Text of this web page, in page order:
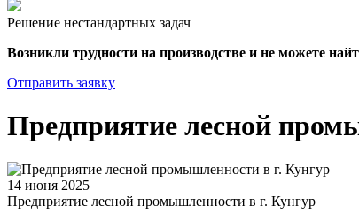
Решение нестандартных задач
Возникли трудности на производстве и не можете
Отправить заявку
Предприятие лесной
14 июня 2025
Предприятие лесной промышленности в г. Кунгур